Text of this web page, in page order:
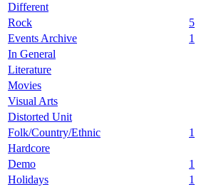
Different
Rock
5
Events Archive
1
In General
Literature
Movies
Visual Arts
Distorted Unit
Folk/Country/Ethnic
1
Hardcore
Demo
1
Holidays
1